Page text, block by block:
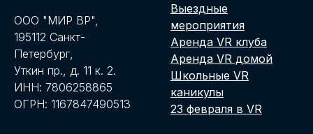
ООО "МИР ВР",
195112 Санкт-
Петербург,
Уткин пр., д. 11 к. 2.
ИНН: 7806258865
ОГРН: 1167847490513
Выездные
мероприятия
Аренда VR клуба
Аренда VR домой
Школьные VR
каникулы
23 февраля в VR